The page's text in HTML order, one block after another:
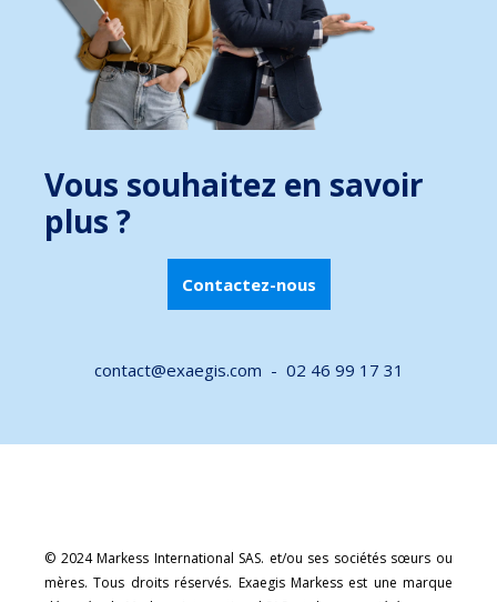
Vous souhaitez en savoir
plus ?
Contactez-nous
contact@exaegis.com - 02 46 99 17 31
© 2024 Markess International SAS. et/ou ses sociétés sœurs ou
mères. Tous droits réservés. Exaegis Markess est une marque